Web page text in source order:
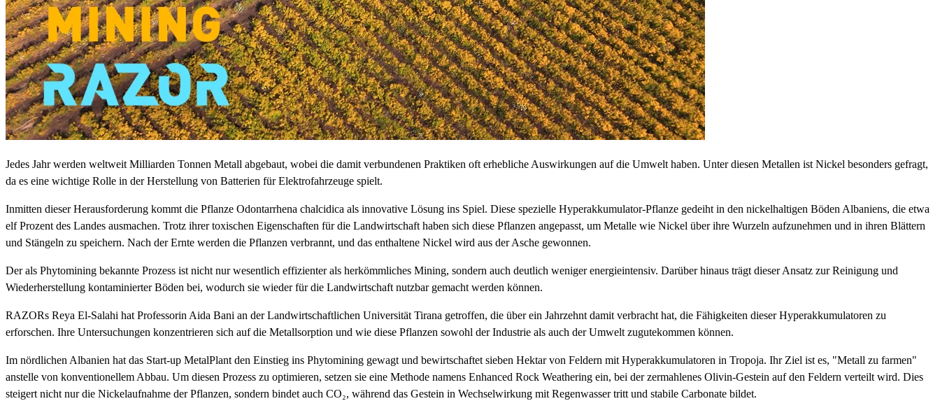
Jedes Jahr werden weltweit Milliarden Tonnen Metall abgebaut, wobei die damit verbundenen Praktiken oft erhebliche Auswirkungen auf die Umwelt haben. Unter diesen Metallen ist Nickel besonders gefragt,
da es eine wichtige Rolle in der Herstellung von Batterien für Elektrofahrzeuge spielt.
Inmitten dieser Herausforderung kommt die Pflanze Odontarrhena chalcidica als innovative Lösung ins Spiel. Diese spezielle Hyperakkumulator-Pflanze gedeiht in den nickelhaltigen Böden Albaniens, die etwa
elf Prozent des Landes ausmachen. Trotz ihrer toxischen Eigenschaften für die Landwirtschaft haben sich diese Pflanzen angepasst, um Metalle wie Nickel über ihre Wurzeln aufzunehmen und in ihren Blättern
und Stängeln zu speichern. Nach der Ernte werden die Pflanzen verbrannt, und das enthaltene Nickel wird aus der Asche gewonnen.
Der als Phytomining bekannte Prozess ist nicht nur wesentlich effizienter als herkömmliches Mining, sondern auch deutlich weniger energieintensiv. Darüber hinaus trägt dieser Ansatz zur Reinigung und
Wiederherstellung kontaminierter Böden bei, wodurch sie wieder für die Landwirtschaft nutzbar gemacht werden können.
RAZORs Reya El-Salahi hat Professorin Aida Bani an der Landwirtschaftlichen Universität Tirana getroffen, die über ein Jahrzehnt damit verbracht hat, die Fähigkeiten dieser Hyperakkumulatoren zu
erforschen. Ihre Untersuchungen konzentrieren sich auf die Metallsorption und wie diese Pflanzen sowohl der Industrie als auch der Umwelt zugutekommen können.
Im nördlichen Albanien hat das Start-up MetalPlant den Einstieg ins Phytomining gewagt und bewirtschaftet sieben Hektar von Feldern mit Hyperakkumulatoren in Tropoja. Ihr Ziel ist es, "Metall zu farmen"
anstelle von konventionellem Abbau. Um diesen Prozess zu optimieren, setzen sie eine Methode namens Enhanced Rock Weathering ein, bei der zermahlenes Olivin-Gestein auf den Feldern verteilt wird. Dies
steigert nicht nur die Nickelaufnahme der Pflanzen, sondern bindet auch CO₂, während das Gestein in Wechselwirkung mit Regenwasser tritt und stabile Carbonate bildet.